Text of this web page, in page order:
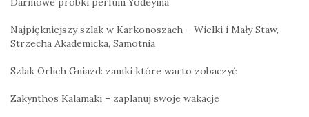
Najpiękniejszy szlak w Karkonoszach – Wielki i Mały Staw,
Strzecha Akademicka, Samotnia
Szlak Orlich Gniazd: zamki które warto zobaczyć
Zakynthos Kalamaki – zaplanuj swoje wakacje